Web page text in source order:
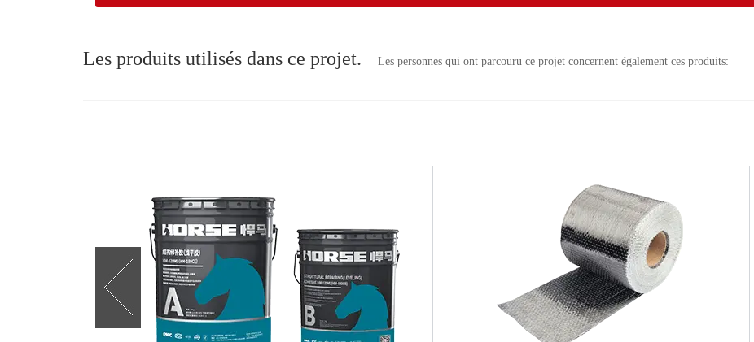
Les produits utilisés dans ce projet. Les personnes qui ont parcouru ce projet concernent également ces produits: